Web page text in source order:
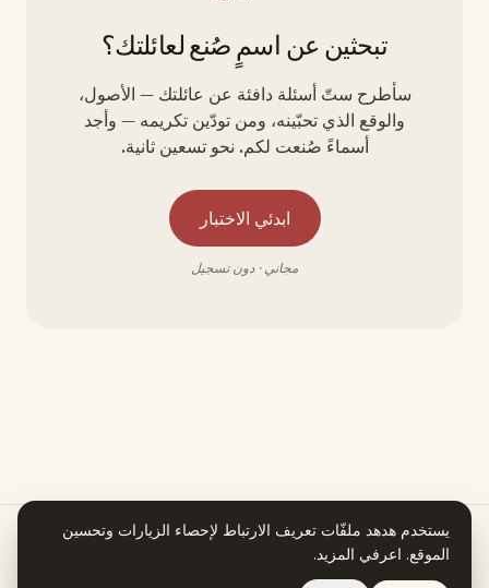
تبحثين عن اسمٍ صُنع لعائلتك؟
سأطرح ستّ أسئلة دافئة عن عائلتك — الأصول،
والوقع الذي تحبّينه، ومن تودّين تكريمه — وأجد
أسماءً صُنعت لكم. نحو تسعين ثانية.
ابدئي الاختبار
مجاني · دون تسجيل
هدهد يعمل بمساعدة الذكاء الاصطناعي. كل معلومة في قصة اسمكِ تستند إلى
مصدر يمكنكِ التحقق منه.
يستخدم هدهد ملفّات تعريف الارتباط لإحصاء الزيارات وتحسين
الموقع. اعرفي المزيد.